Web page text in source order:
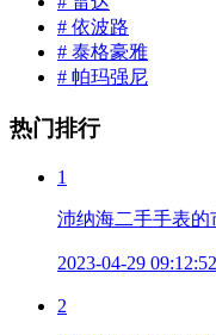
# 依波路
# 泰格豪雅
# 帕玛强尼
热门排行
1
沛纳海二手手表的
2023-04-29 09:12:52
2